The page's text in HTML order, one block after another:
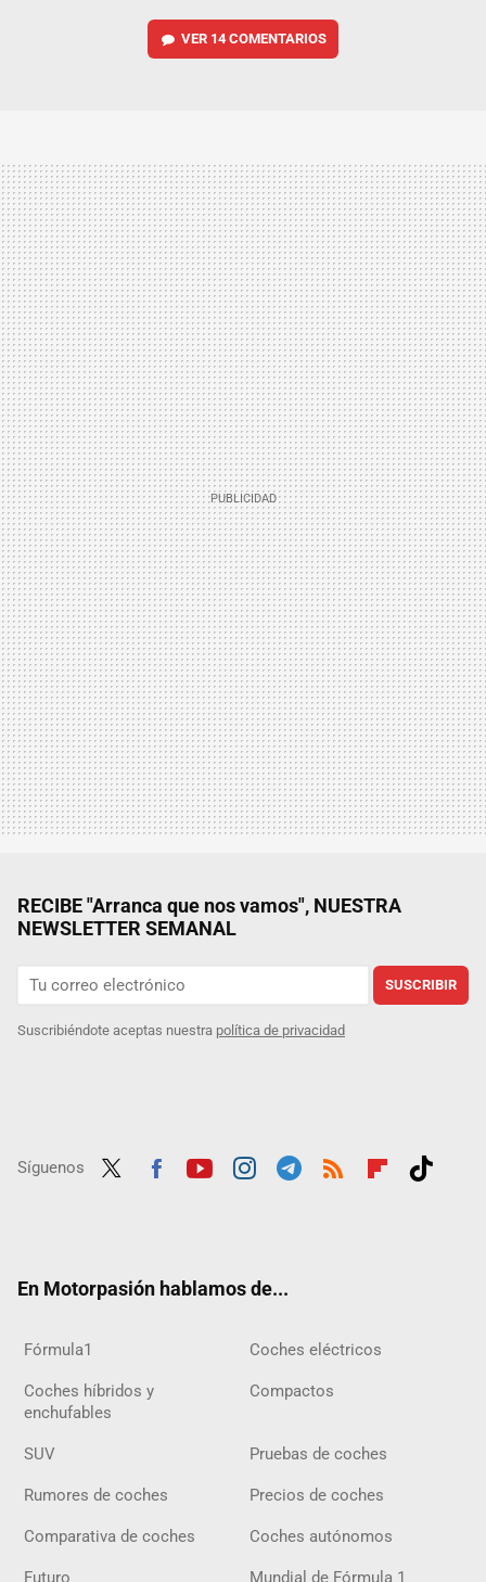
VER 14 COMENTARIOS
RECIBE "Arranca que nos vamos", NUESTRA
NEWSLETTER SEMANAL
SUSCRIBIR
Suscribiéndote aceptas nuestra política de privacidad
Síguenos
En Motorpasión hablamos de...
Fórmula1 Coches eléctricos
Coches híbridos y
enchufables
Compactos
SUV Pruebas de coches
Rumores de coches Precios de coches
Comparativa de coches Coches autónomos
Futuro Mundial de Fórmula 1